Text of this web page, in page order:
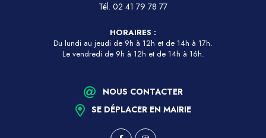
Tél. 02 41 79 78 77
HORAIRES :
Du lundi au jeudi de 9h à 12h et de 14h à 17h.
Le vendredi de 9h à 12h et de 14h à 16h.
NOUS CONTACTER
SE DÉPLACER EN MAIRIE